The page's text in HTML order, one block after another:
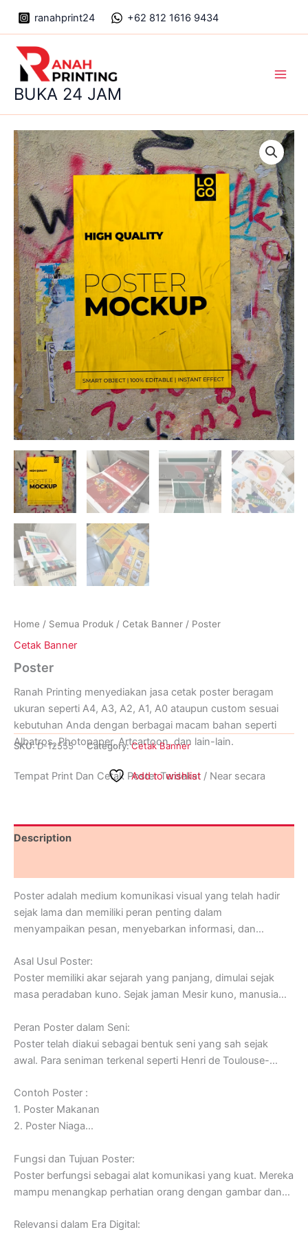
ranahprint24 +62 812 1616 9434
BUKA 24 JAM
Home / Semua Produk / Cetak Banner / Poster
Cetak Banner
Poster
Ranah Printing menyediakan jasa cetak poster beragam
ukuran seperti A4, A3, A2, A1, A0 ataupun custom sesuai
kebutuhan Anda dengan berbagai macam bahan seperti
Albatros, Photopaper, Artcartoon, dan lain-lain.
Tempat Print Dan Cetak Poster Terdekat / Near secara
Lanjut Hubungi Ranah Printing di Whatsapp (+62) 0852-
8005-9274.
SKU:D-12555 Category:Cetak Banner
Add to wishlist
Description
Poster adalah medium komunikasi visual yang telah hadir
sejak lama dan memiliki peran penting dalam
menyampaikan pesan, menyebarkan informasi, dan
sarana untuk mempromosikan acara, kampanye sosial,
produk, film, dan banyak hal lainnya. Dalam artikel ini, kita
akan membahas lebih lanjut tentang apa itu poster,
digital saat ini.
Asal Usul Poster:
Poster memiliki akar sejarah yang panjang, dimulai sejak
masa peradaban kuno. Sejak jaman Mesir kuno, manusia
menyampaikan pesan dan mengabadikan momen penting.
Namun, poster modern yang lebih mirip dengan apa yang
kita kenal saat ini mulai muncul pada abad ke-19 dengan
poster mulai digunakan untuk tujuan iklan dan promosi.
Peran Poster dalam Seni:
Poster telah diakui sebagai bentuk seni yang sah sejak
awal. Para seniman terkenal seperti Henri de Toulouse-
ikonik yang diakui hingga saat ini. Poster-poster ini tidak
hanya berfungsi sebagai iklan, tetapi juga menjadi karya
seni yang berharga dengan keindahan estetika dan gaya
Contoh Poster :
1. Poster Makanan
2. Poster Niaga
4. Poster Demokrasi
Fungsi dan Tujuan Poster:
Poster berfungsi sebagai alat komunikasi yang kuat. Mereka
mampu menangkap perhatian orang dengan gambar dan
mereka. Beberapa fungsi utama poster meliputi:
Relevansi dalam Era Digital: